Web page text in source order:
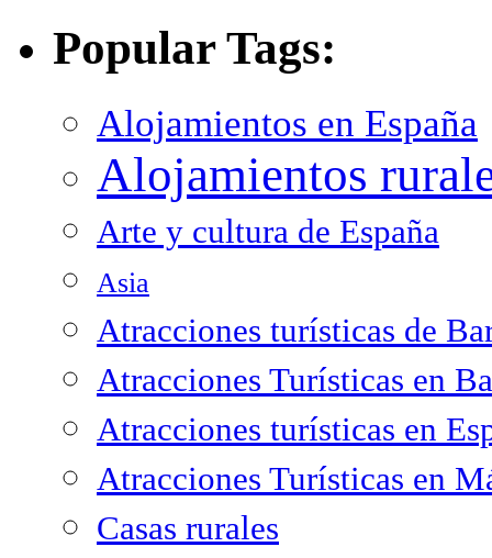
Popular Tags:
Alojamientos en España
Alojamientos
Arte y cultura de España
Asia
Atracciones turísticas de
Atracciones Turísticas en
Atracciones turísticas en
Atracciones Turísticas en
Casas rurales